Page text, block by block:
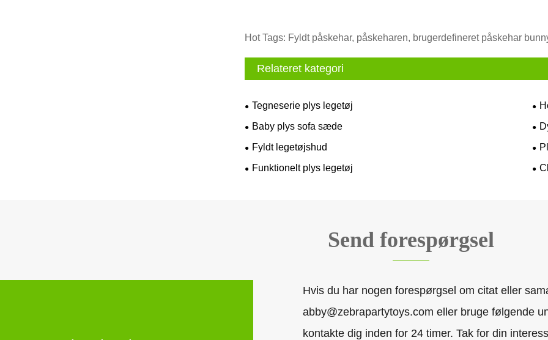
Hot Tags: Fyldt påskehar, påskeharen, brugerdefineret påskehar
Relateret kategori
Tegneserie plys legetøj
Baby plys sofa sæde
Fyldt legetøjshud
Funktionelt plys legetøj
Send forespørgsel
Hvis du har nogen forespørgsel om citat eller
abby@zebrapartytoys.com eller bruge følgende
kontakte dig inden for 24 timer. Tak for din